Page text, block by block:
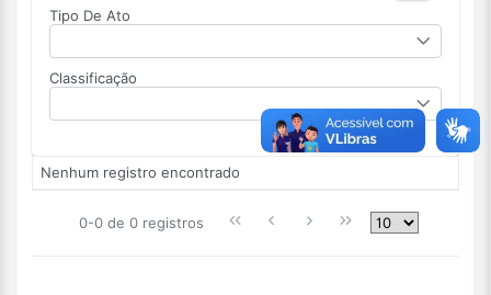
Tipo De Ato
Classificação
Nenhum registro encontrado
0-0 de 0 registros